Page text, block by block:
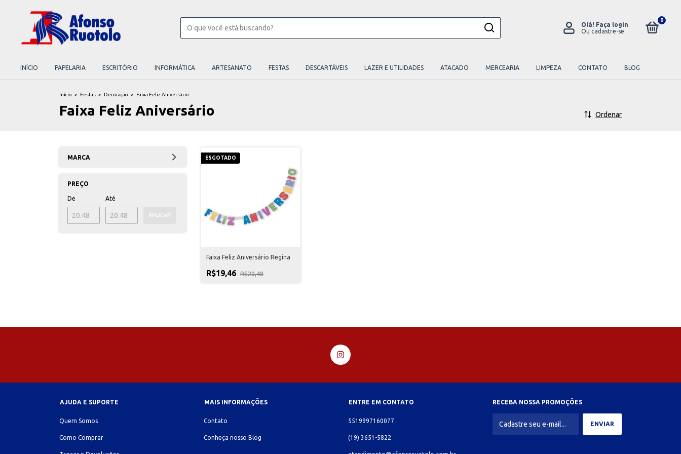
Olá! Faça login
Ou cadastre-se
0
INÍCIO PAPELARIA ESCRITÓRIO INFORMÁTICA ARTESANATO FESTAS DESCARTÁVEIS LAZER E UTILIDADES ATACADO MERCEARIA LIMPEZA CONTATO BLOG
Início > Festas > Decoração > Faixa Feliz Aniversário
Faixa Feliz Aniversário Ordenar
MARCA
PREÇO
De Até
APLICAR
ESGOTADO
Faixa Feliz Aniversário Regina
R$19,46 R$20,48
AJUDA E SUPORTE
Quem Somos
Como Comprar
MAIS INFORMAÇÕES
Contato
Conheça nosso Blog
ENTRE EM CONTATO
5519997160077
(19) 3651-5822
RECEBA NOSSA PROMOÇÕES